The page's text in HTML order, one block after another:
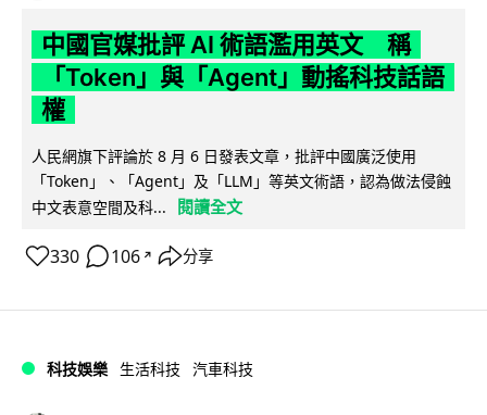
中國官媒批評 AI 術語濫用英文 稱
「Token」與「Agent」動搖科技話語
權
人民網旗下評論於 8 月 6 日發表文章，批評中國廣泛使用
「Token」、「Agent」及「LLM」等英文術語，認為做法侵蝕
中文表意空間及科...
閱讀全文
330 106 ↗ 分享
科技娛樂 生活科技 汽車科技